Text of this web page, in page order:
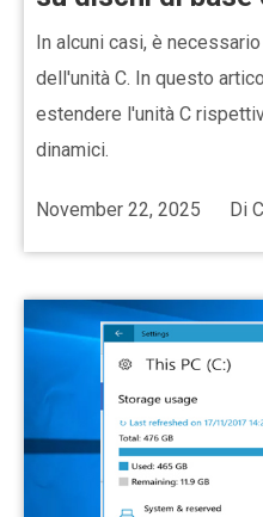
In alcuni casi, è
dell'unità C. In questo
estendere l'unità C
dinamici.
November 22, 2025 Di